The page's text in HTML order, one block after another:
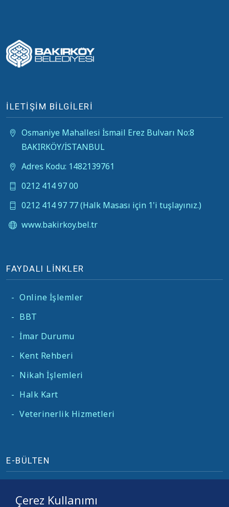
İLETİŞİM BİLGİLERİ
Osmaniye Mahallesi İsmail Erez Bulvarı No:8
BAKIRKÖY/İSTANBUL
Adres Kodu: 1482139761
0212 414 97 00
0212 414 97 77 (Halk Masası için 1'i tuşlayınız.)
www.bakirkoy.bel.tr
FAYDALI LİNKLER
- Online İşlemler
- BBT
- İmar Durumu
- Kent Rehberi
- Nikah İşlemleri
- Halk Kart
- Veterinerlik Hizmetleri
E-BÜLTEN
Çerez Kullanımı